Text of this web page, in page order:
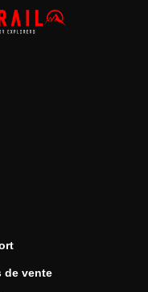
de vente